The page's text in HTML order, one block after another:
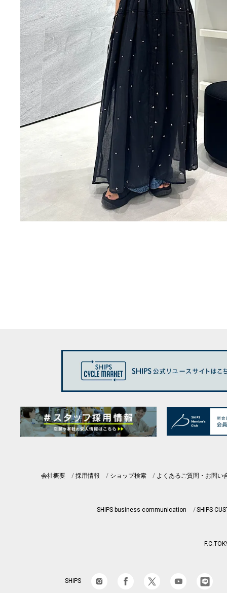
会社概要 採用情報 ショップ検索 よくあるご質問・お問い
SHIPS business communication SHIPS
SHIPS